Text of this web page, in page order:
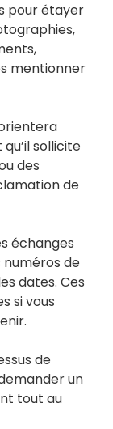
pour étayer
mentionner
sollicite
des
de
échanges
de
dates. Ces
si vous
de
un
tout au